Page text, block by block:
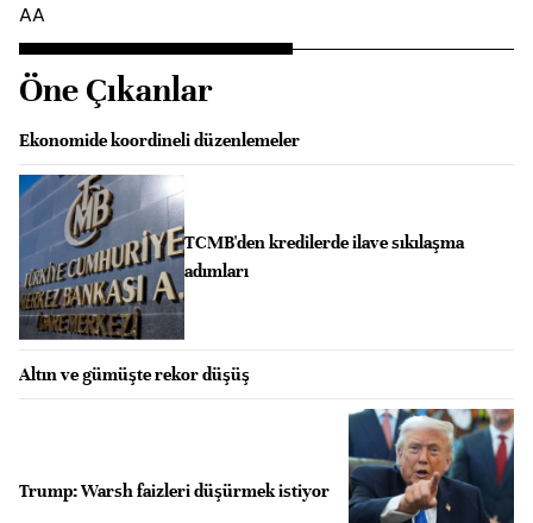
AA
Öne Çıkanlar
Ekonomide koordineli düzenlemeler
TCMB'den kredilerde ilave sıkılaşma
adımları
Altın ve gümüşte rekor düşüş
Trump: Warsh faizleri düşürmek istiyor